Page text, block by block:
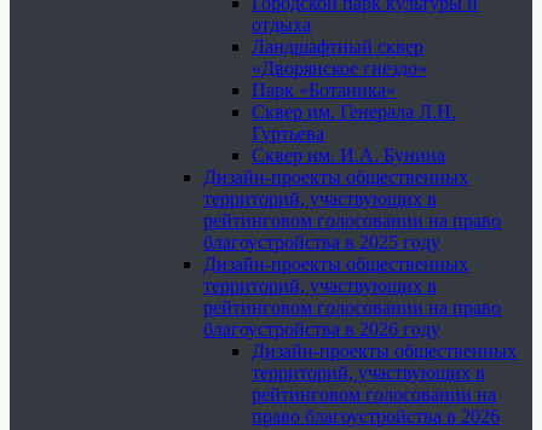
отдыха
Ландшафтный сквер
«Дворянское гнездо»
Парк «Ботаника»
Сквер им. Генерала Л.Н.
Гуртьева
Сквер им. И.А. Бунина
Дизайн-проекты общественных
территорий, участвующих в
рейтинговом голосовании на право
благоустройства в 2025 году
Дизайн-проекты общественных
территорий, участвующих в
рейтинговом голосовании на право
благоустройства в 2026 году
Дизайн-проекты общественных
территорий, участвующих в
рейтинговом голосовании на
право благоустройства в 2026